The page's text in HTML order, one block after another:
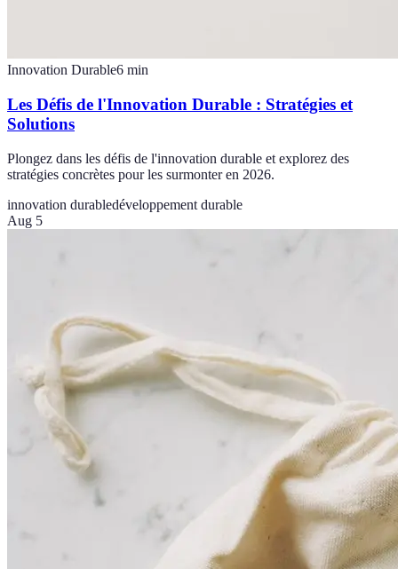
Innovation Durable6 min
Les Défis de l'Innovation Durable : Stratégies et
Solutions
Plongez dans les défis de l'innovation durable et explorez des
stratégies concrètes pour les surmonter en 2026.
innovation durabledéveloppement durable
Aug 5